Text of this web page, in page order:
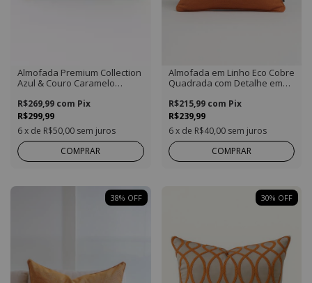
Almofada Premium Collection
Azul & Couro Caramelo
R$299,99
R$269,99 com Pix
6x de R$50,00 sem juros
COMPRAR
Almofada em Linho Eco Cobre
Quadrada com Detalhe em
R$239,99
R$215,99 com Pix
6 x de R$40,00 sem juros
COMPRAR
38% OFF 30% OFF